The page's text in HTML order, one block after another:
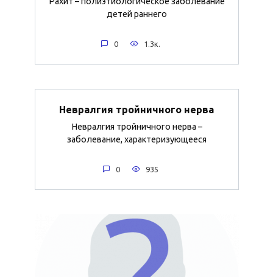
детей раннего
0 1.3к.
Невралгия тройничного нерва
Невралгия тройничного нерва –
заболевание, характеризующееся
0 935